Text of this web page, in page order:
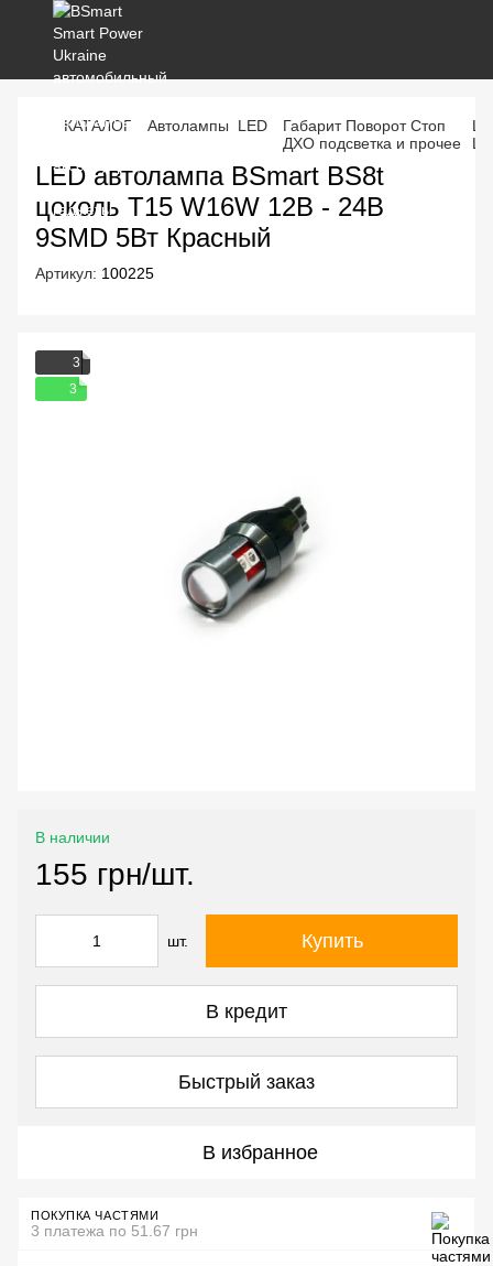
КАТАЛОГ Автолампы LED
Габарит Поворот Стоп
ДХО подсветка и прочее
LED автолампа BSmart BS8t
цоколь T15 W16W 12В - 24В
9SMD 5Вт Красный
Артикул: 100225
3
3
В наличии
155 грн/шт.
шт. Купить
В кредит
Быстрый заказ
В избранное
ПОКУПКА ЧАСТЯМИ
3 платежа по 51.67 грн